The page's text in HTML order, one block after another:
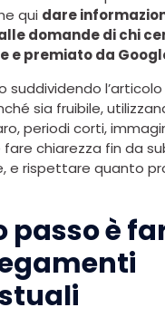
qui dare
domande di chi
e premiato da
sia fruibile,
periodi corti,
chiarezza fin da
e rispettare quanto
passo è